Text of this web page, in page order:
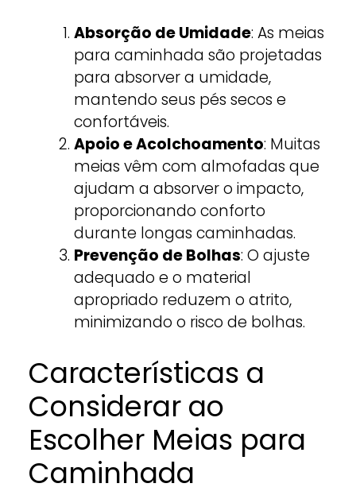
Absorção de Umidade: As meias
para caminhada são projetadas
para absorver a umidade,
mantendo seus pés secos e
confortáveis.
Apoio e Acolchoamento: Muitas
meias vêm com almofadas que
ajudam a absorver o impacto,
proporcionando conforto
durante longas caminhadas.
Prevenção de Bolhas: O ajuste
adequado e o material
apropriado reduzem o atrito,
minimizando o risco de bolhas.
Características a
Considerar ao
Escolher Meias para
Caminhada